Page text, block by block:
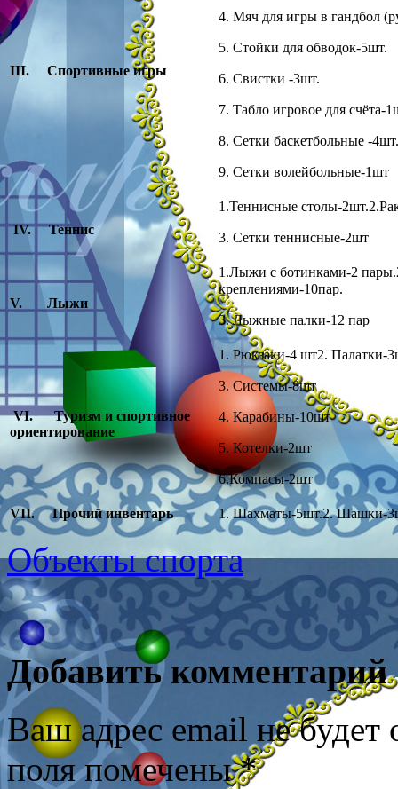
III. Спортивные игры
4. Мяч для игры в гандбол
5. Стойки для обводок-5шт.
6. Свистки -3шт.
7. Табло игровое для счёта-
8. Сетки баскетбольные -4шт.
9. Сетки волейбольные-1шт
IV. Теннис
1.Теннисные столы-
3. Сетки теннисные-2шт
V. Лыжи
1.Лыжи с ботинками-2
креплениями-10пар.
3. Лыжные палки-12 пар
VI. Туризм и спортивное
ориентирование
1. Рюкзаки-4 шт2. Палатки-
3. Системы-8шт
4. Карабины-10шт
5. Котелки-2шт
6.Компасы-2шт
VII. Прочий инвентарь 1. Шахматы-5шт.2. Шашки-
Объекты спорта
Добавить комментарий
Ваш адрес email не будет
поля помечены*